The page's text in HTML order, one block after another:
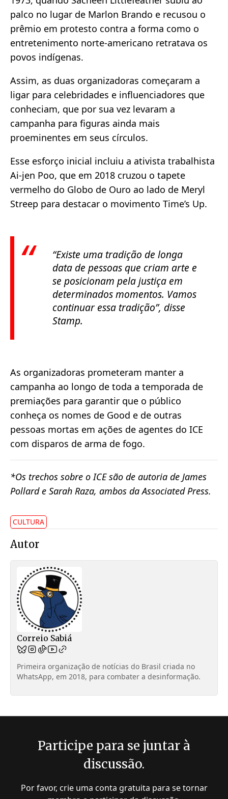
palco no lugar de Marlon Brando e recusou o
prêmio em protesto contra a forma como o
entretenimento norte-americano retratava os
povos indígenas.
Assim, as duas organizadoras começaram a
ligar para celebridades e influenciadores que
conheciam, que por sua vez levaram a
campanha para figuras ainda mais
proeminentes em seus círculos.
Esse esforço inicial incluiu a ativista trabalhista
Ai-jen Poo, que em 2018 cruzou o tapete
vermelho do Globo de Ouro ao lado de Meryl
Streep para destacar o movimento Time’s Up.
“Existe uma tradição de longa
data de pessoas que criam arte e
se posicionam pela justiça em
determinados momentos. Vamos
continuar essa tradição”, disse
Stamp.
As organizadoras prometeram manter a
campanha ao longo de toda a temporada de
premiações para garantir que o público
conheça os nomes de Good e de outras
pessoas mortas em ações de agentes do ICE
com disparos de arma de fogo.
*Os trechos sobre o ICE são de autoria de James
Pollard e Sarah Raza, ambos da Associated Press.
CULTURA
Autor
Correio Sabiá
Primeira organização de notícias do Brasil criada no
WhatsApp, em 2018, para combater a desinformação.
Participe para se juntar à
discussão.
Por favor, crie uma conta gratuita para se tornar